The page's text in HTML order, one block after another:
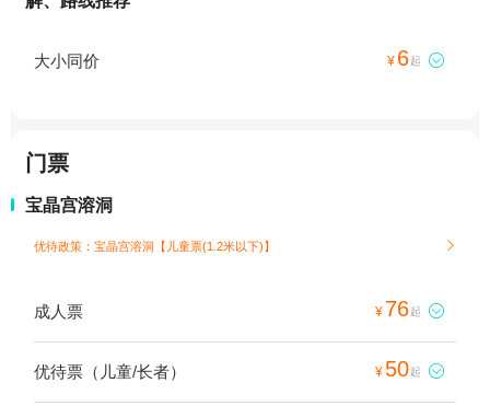
大小同价 ¥ 6起 
门票
宝晶宫溶洞
优待政策：宝晶宫溶洞【儿童票(1.2米以下)】 
成人票 ¥ 76起 
优待票（儿童/长者） ¥ 50起 